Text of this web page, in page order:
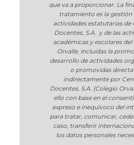
que va a proporcionar. La
tratamiento es la gestión
actividades estatutarias de
Docentes, S.A. y de las
académicas y escolares del
Orvalle, incluidas la
desarrollo de actividades
o promovidas directa
indirectamente por
Docentes, S.A. (Colegio
ello con base en el
expreso e inequívoco del
para tratar, comunicar,
caso, transferir
los datos personales